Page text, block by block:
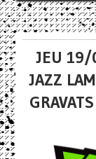
JEU 19/
JAZZ